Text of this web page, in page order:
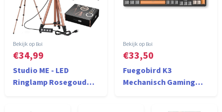
Bol
€34,99
Studio ME - LED
Ringlamp Rosegoud
Bol
€33,50
Fuegobird K3
Mechanisch Gaming